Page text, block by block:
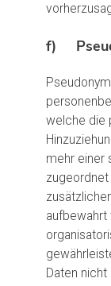
f)
welche die
mehr einer
aufbewahrt
Daten